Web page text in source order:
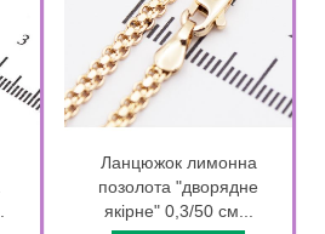
Ланцюжок лимонна
позолота "дворядне
якірне" 0,3/50 см...